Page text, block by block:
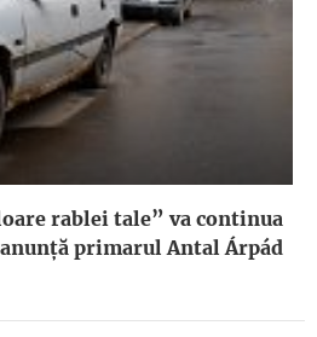
rablei tale” va continua
primarul Antal Árpád